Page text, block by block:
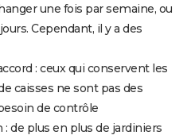
une fois par semaine, ou
Cependant, il y a des
: ceux qui conservent les
caisses ne sont pas des
de contrôle
: de plus en plus de jardiniers